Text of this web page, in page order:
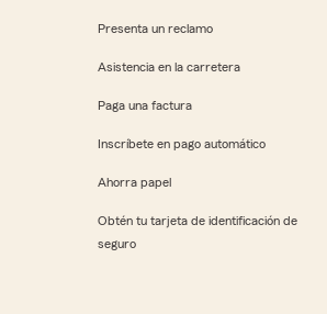
Presenta un reclamo
Asistencia en la carretera
Paga una factura
Inscríbete en pago automático
Ahorra papel
Obtén tu tarjeta de identificación de
seguro